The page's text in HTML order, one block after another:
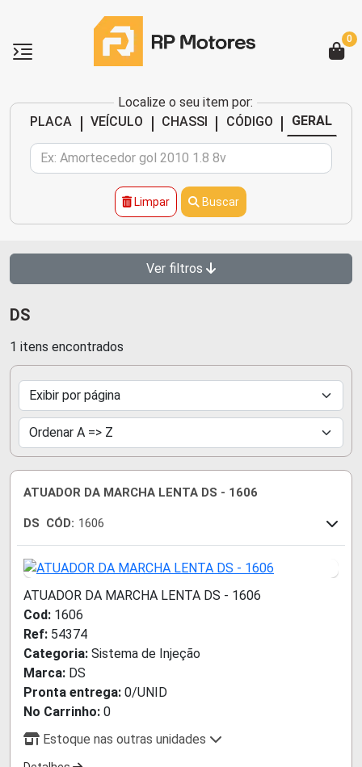
Localize o seu item por:
PLACA
| VEÍCULO | CHASSI | CÓDIGO | GERAL
Limpar Buscar
0
Ver filtros
DS
1 itens encontrados
ATUADOR DA MARCHA LENTA DS - 1606
DS CÓD: 1606
ATUADOR DA MARCHA LENTA DS - 1606
Cod: 1606
Ref: 54374
Categoria: Sistema de Injeção
Marca: DS
Pronta entrega: 0/UNID
No Carrinho: 0
Estoque nas outras unidades